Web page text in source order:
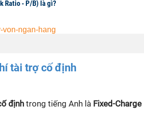
Ratio - P/B) là gì?
tài trợ cố định
địnhtrong tiếng Anh là Fixed-Charge